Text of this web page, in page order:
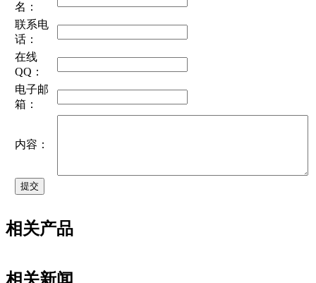
名：
联系电
话：
在线
QQ：
电子邮
箱：
内容：
相关产品